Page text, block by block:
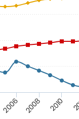
2006 2008 2010